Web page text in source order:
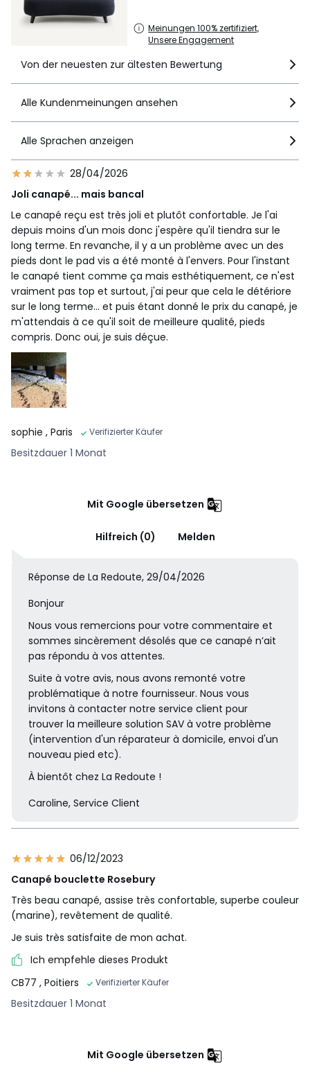
• . ! .
•BEDARFSGERECHTE PRODUKTION. Ihr Polstermöbel wird
individuell gemäss Ihrer Bestellung (Grösse, Bezug,
Polsterung, Farbe) angefertigt. Damit wird Überproduktion
vermieden und es werden keine Rohstoffe vergeudet.
•HOLZ AUS NACHHALTIGER FORSTWIRTSCHAFT. PEFC™-
zertifiziertes Holz stammt aus nachhaltig bewirtschafteten
den Fortbestand und die Erneuerung durch natürliche
Verjüngung oder durch Anpflanzung zu sichern, indem
Zukunftsbäume erhalten werden und die Vielfalt der
Baumarten gefördert wird.
Herkunftsland : Frankreich/Polen, Kiefer (PINUS
PINASTER/PINUS SYLVESTRIS)
Frankreich/Deutschland/Belgien/Spanien, Hartfaserplatte
Frankreich/Deutschland/Belgien/Spanien, Spanplatte
Frankreich, MDF
Frankreich/Deutschland/Belgien, Sperrholz (Plywood)
Farbe: Dunkelblau, Waldgrün, Beige
Größe 3-Sitzer
Meinungen 100% zertifiziert,
Unsere Engagement
Von der neuesten zur ältesten Bewertung
Alle Kundenmeinungen ansehen
Alle Sprachen anzeigen
28/04/2026
Joli canapé... mais bancal
Le canapé reçu est très joli et plutôt confortable. Je l'ai
depuis moins d'un mois donc j'espère qu'il tiendra sur le
long terme. En revanche, il y a un problème avec un des
pieds dont le pad vis a été monté à l'envers. Pour l'instant
le canapé tient comme ça mais esthétiquement, ce n'est
vraiment pas top et surtout, j'ai peur que cela le détériore
sur le long terme... et puis étant donné le prix du canapé, je
m'attendais à ce qu'il soit de meilleure qualité, pieds
compris. Donc oui, je suis déçue.
sophie , Paris Verifizierter Käufer
Besitzdauer 1 Monat
Mit Google übersetzen
Hilfreich (0) Melden
Réponse de La Redoute, 29/04/2026
Bonjour
Nous vous remercions pour votre commentaire et
sommes sincèrement désolés que ce canapé n’ait
pas répondu à vos attentes.
Suite à votre avis, nous avons remonté votre
problématique à notre fournisseur. Nous vous
invitons à contacter notre service client pour
trouver la meilleure solution SAV à votre problème
(intervention d'un réparateur à domicile, envoi d'un
nouveau pied etc).
À bientôt chez La Redoute !
Caroline, Service Client
06/12/2023
Canapé bouclette Rosebury
Très beau canapé, assise très confortable, superbe couleur
(marine), revêtement de qualité.
Je suis très satisfaite de mon achat.
Ich empfehle dieses Produkt
CB77 , Poitiers Verifizierter Käufer
Besitzdauer 1 Monat
Mit Google übersetzen